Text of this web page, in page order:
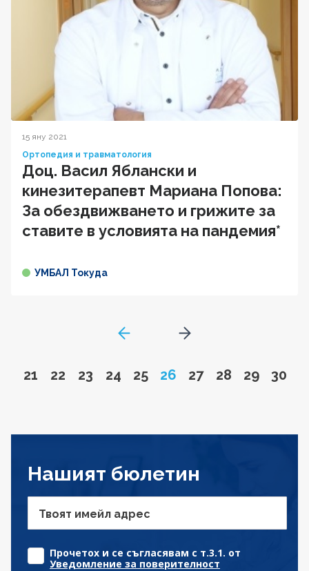
15 яну 2021
Ортопедия и травматология
Доц. Васил Яблански и
кинезитерапевт Мариана Попова:
За обездвижването и грижите за
ставите в условията на пандемия*
УМБАЛ Токуда
GoToPreviousPage
Go to page
21 Go to page
22 Go to page
23 Go to page
24 Go to page
25 Page
26 Go to page
27 Go to page
28 Go to
29 Go
30
Go to next page
Нашият бюлетин
Твоят имейл адрес
Прочетох и се съгласявам с т.3.1. от
Уведомление за поверителност